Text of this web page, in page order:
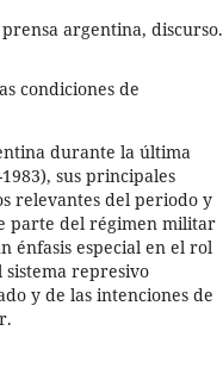
argentina, discurso.
condiciones de
durante la última
sus principales
relevantes del periodo y
parte del régimen militar
énfasis especial en el rol
represivo
y de las intenciones de